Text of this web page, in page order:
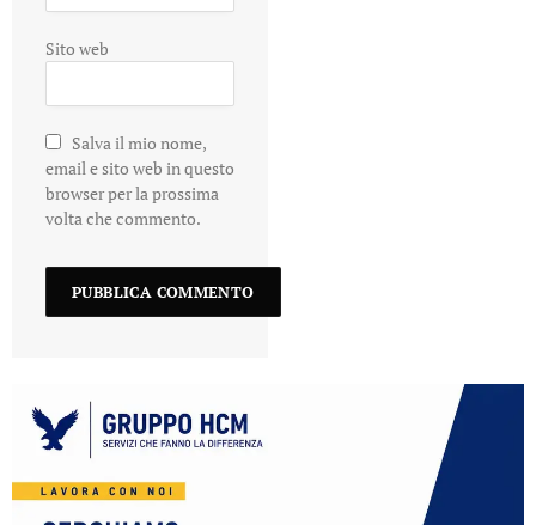
Sito web
Salva il mio nome,
email e sito web in questo
browser per la prossima
volta che commento.